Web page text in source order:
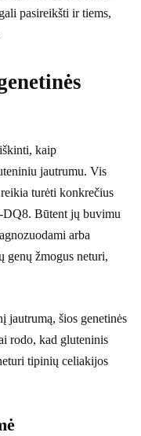
pasireikšti ir tiems,
kaip
jautrumu. Vis
turėti konkrečius
Būtent jų buvimu
arba
genų žmogus neturi,
jautrumą, šios genetinės
rodo, kad gluteninis
tipinių celiakijos